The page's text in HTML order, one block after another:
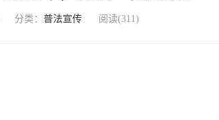
分类： 普法宣传 阅读(311)